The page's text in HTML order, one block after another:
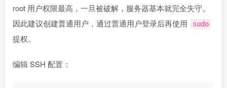
root 用户权限最高，一旦被破解，服务器基本就完全失守。
因此建议创建普通用户，通过普通用户登录后再使用
sudo
提权。
编辑 SSH 配置：